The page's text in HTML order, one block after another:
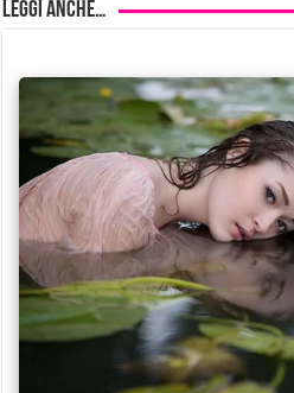
Leggi anche…